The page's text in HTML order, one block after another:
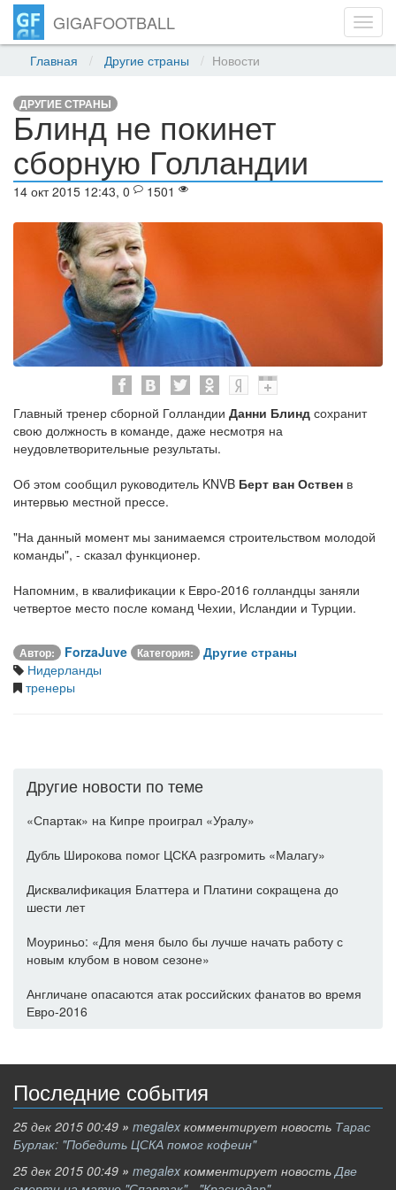
GIGAFOOTBALL
Главная Другие страны Новости
ДРУГИЕ СТРАНЫ
Блинд не покинет
сборную Голландии
14 окт 2015 12:43, 0 1501
Главный тренер сборной Голландии Данни Блинд сохранит
свою должность в команде, даже несмотря на
неудовлетворительные результаты.
Об этом сообщил руководитель KNVB Берт ван Оствен в
интервью местной прессе.
"На данный момент мы занимаемся строительством молодой
команды", - сказал функционер.
Напомним, в квалификации к Евро-2016 голландцы заняли
четвертое место после команд Чехии, Исландии и Турции.
Автор: ForzaJuve Категория:
Другие страны
Нидерланды
тренеры
Другие новости по теме
«Спартак» на Кипре проиграл «Уралу»
Дубль Широкова помог ЦСКА разгромить «Малагу»
Дисквалификация Блаттера и Платини сокращена до
шести лет
Моуриньо: «Для меня было бы лучше начать работу с
новым клубом в новом сезоне»
Англичане опасаются атак российских фанатов во время
Евро-2016
Последние события
25 дек 2015 00:49 » megalex комментирует новость Тарас
Бурлак: "Победить ЦСКА помог кофеин"
25 дек 2015 00:49 » megalex комментирует новостьДве